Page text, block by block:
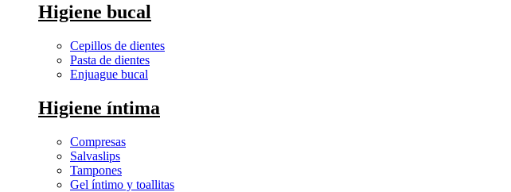
Higiene bucal
Cepillos de dientes
Pasta de dientes
Enjuague bucal
Higiene íntima
Compresas
Salvaslips
Tampones
Gel íntimo y toallitas